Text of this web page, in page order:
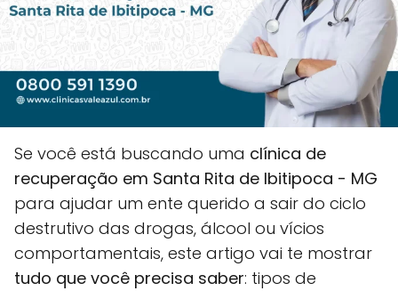
Se você está buscando uma clínica de
recuperação em Santa Rita de Ibitipoca - MG
para ajudar um ente querido a sair do ciclo
destrutivo das drogas, álcool ou vícios
comportamentais, este artigo vai te mostrar
tudo que você precisa saber: tipos de